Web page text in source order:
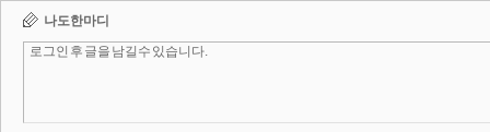
나도한마디